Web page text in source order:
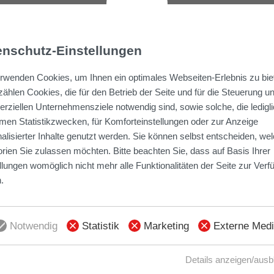
Der hohen Nachfrage nach kleineren
bietet bald 34 neue Zwei-/Drei-Zimmer-
und Tiefgarage. Der Projektentwickler
in den schlüsselfertigen Neubau.
neueste Fotogalerie.
Einstellungen
Cookies, um Ihnen ein optimales Webseiten-Erlebnis zu
Cookies, die für den Betrieb der Seite und für die Steuerung
Unternehmensziele notwendig sind, sowie solche, die
Statistikzwecken, für Komforteinstellungen oder zur Anzeige
Inhalte genutzt werden. Sie können selbst entscheiden,
Sie zulassen möchten. Bitte beachten Sie, dass auf Basis Ihrer
womöglich nicht mehr alle Funktionalitäten der Seite zur
Notwendig Statistik Marketing Externe
Details anzeigen/